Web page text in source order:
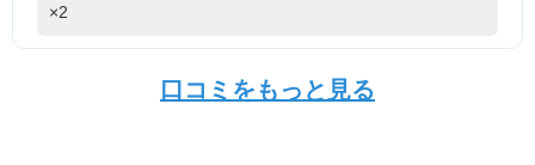
×2
口コミをもっと見る